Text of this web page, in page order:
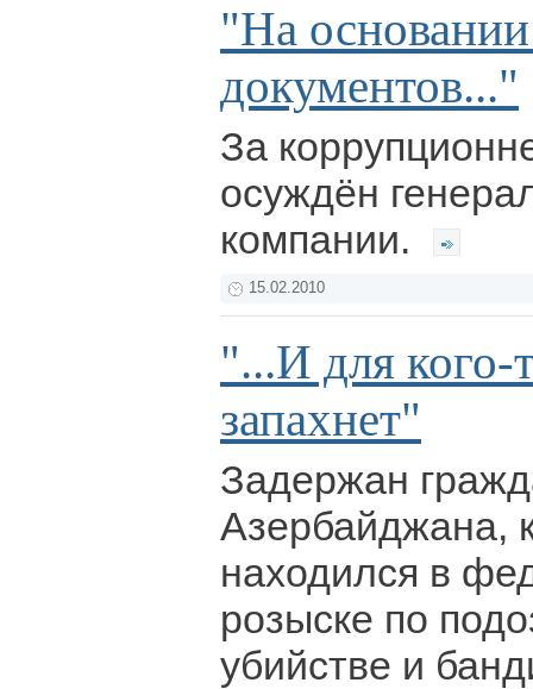
"На
документов..."
За
осуждён
компании.
15.02.2010
"...И для
запахнет"
Задержан
Азербайджана,
находился в
розыске по
убийстве и